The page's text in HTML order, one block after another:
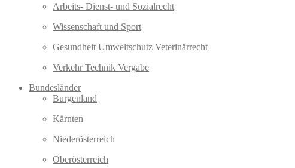
Arbeits- Dienst- und Sozialrecht
Wissenschaft und Sport
Gesundheit Umweltschutz Veterinärrecht
Verkehr Technik Vergabe
Bundesländer
Burgenland
Kärnten
Niederösterreich
Oberösterreich